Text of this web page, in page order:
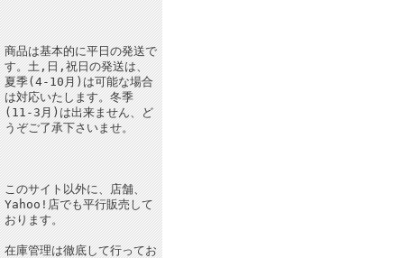
商品は基本的に平日の発送で
す。土,日,祝日の発送は、
夏季(4-10月)は可能な場合
は対応いたします。冬季
(11-3月)は出来ません、ど
うぞご了承下さいませ。
このサイト以外に、店舗、
Yahoo!店でも平行販売して
おります。
在庫管理は徹底して行ってお